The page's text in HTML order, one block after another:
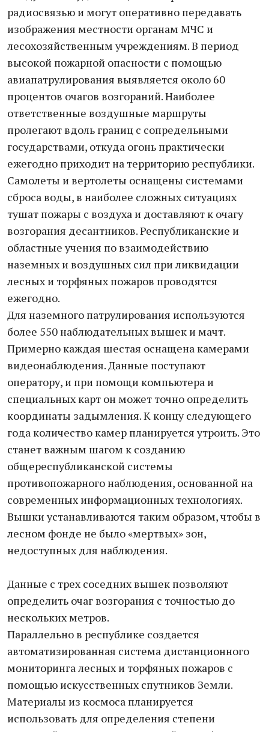
радиосвязью и могут оперативно передавать
изображения местности органам МЧС и
лесохозяйственным учреждениям. В период
высокой пожарной опасности с помощью
авиапатрулирования выявляется около 60
процентов очагов возгораний. Наиболее
ответственные воздушные маршруты
пролегают вдоль границ с сопредельными
государствами, откуда огонь практически
ежегодно приходит на территорию республики.
Самолеты и вертолеты оснащены системами
сброса воды, в наиболее сложных ситуациях
тушат пожары с воздуха и доставляют к очагу
возгорания десантников. Республиканские и
областные учения по взаимодействию
наземных и воздушных сил при ликвидации
лесных и торфяных пожаров проводятся
ежегодно.
Для наземного патрулирования используются
более 550 наблюдательных вышек и мачт.
Примерно каждая шестая оснащена камерами
видеонаблюдения. Данные поступают
оператору, и при помощи компьютера и
специальных карт он может точно определить
координаты задымления. К концу следующего
года количество камер планируется утроить. Это
станет важным шагом к созданию
общереспубликанской системы
противопожарного наблюдения, основанной на
современных информационных технологиях.
Вышки устанавливаются таким образом, чтобы в
лесном фонде не было «мертвых» зон,
недоступных для наблюдения.
Данные с трех соседних вышек позволяют
определить очаг возгорания с точностью до
нескольких метров.
Параллельно в республике создается
автоматизированная система дистанционного
мониторинга лесных и торфяных пожаров с
помощью искусственных спутников Земли.
Материалы из космоса планируется
использовать для определения степени